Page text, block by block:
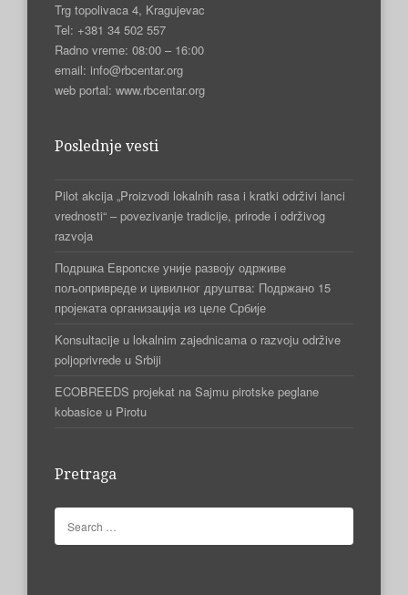
Trg topolivaca 4, Kragujevac
Tel: +381 34 502 557
Radno vreme: 08:00 – 16:00
email: info@rbcentar.org
web portal: www.rbcentar.org
Poslednje vesti
Pilot akcija „Proizvodi lokalnih rasa i kratki održivi lanci
vrednosti“ – povezivanje tradicije, prirode i održivog
razvoja
Подршка Европске уније развоју одрживе
пољопривреде и цивилног друштва: Подржано 15
пројеката организација из целе Србије
Konsultacije u lokalnim zajednicama o razvoju održive
poljoprivrede u Srbiji
ECOBREEDS projekat na Sajmu pirotske peglane
kobasice u Pirotu
Pretraga